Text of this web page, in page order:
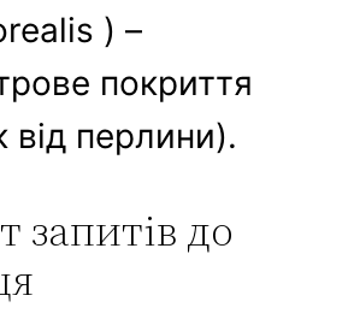
) –
покриття
від перлини).
запитів до